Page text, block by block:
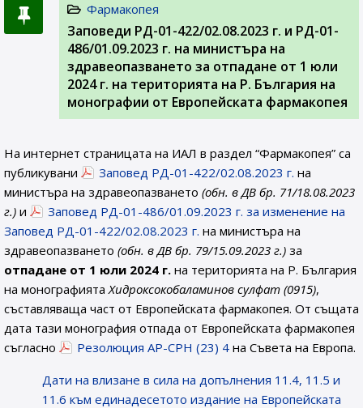
Фармакопея
Заповеди РД-01-422/02.08.2023 г. и РД-01-
486/01.09.2023 г. на министъра на
здравеопазването за отпадане от 1 юли
2024 г. на територията на Р. България на
монографии от Европейската фармакопея
На интернет страницата на ИАЛ в раздел “Фармакопея” са
публикувани
Заповед РД-01-422/02.08.2023 г. на
министъра на здравеопазването (обн. в ДВ бр. 71/18.08.2023
г.) и
Заповед РД-01-486/01.09.2023 г. за изменение на
Заповед РД-01-422/02.08.2023 г. на министъра на
здравеопазването (обн. в ДВ бр. 79/15.09.2023 г.) за
отпадане от 1 юли 2024 г. на територията на Р. България
на монографиятаХидроксокобаламинов сулфат (0915),
съставляваща част от Европейската фармакопея. От същата
дата тази монография отпада от Европейската фармакопея
съгласно
Резолюция AP-CPH (23) 4 на Съвета на Европа.
Дати на влизане в сила на допълнения 11.4, 11.5 и
11.6 към единадесетото издание на Европейската